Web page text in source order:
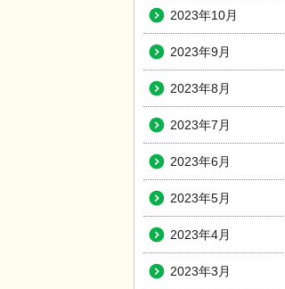
2023年10月
2023年9月
2023年8月
2023年7月
2023年6月
2023年5月
2023年4月
2023年3月